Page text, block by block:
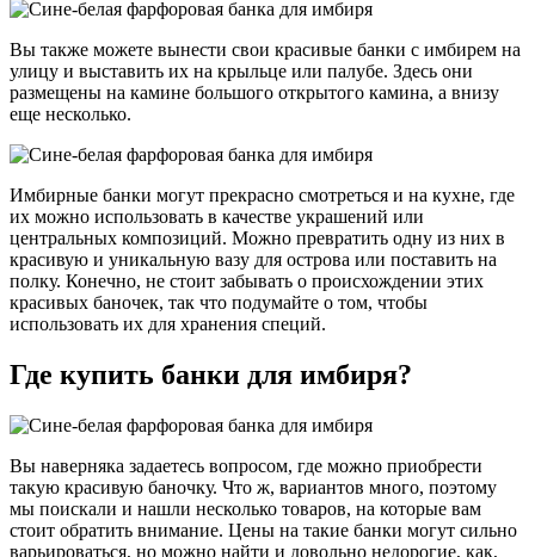
Вы также можете вынести свои красивые банки с имбирем на
улицу и выставить их на крыльце или палубе. Здесь они
размещены на камине большого открытого камина, а внизу
еще несколько.
Имбирные банки могут прекрасно смотреться и на кухне, где
их можно использовать в качестве украшений или
центральных композиций. Можно превратить одну из них в
красивую и уникальную вазу для острова или поставить на
полку. Конечно, не стоит забывать о происхождении этих
красивых баночек, так что подумайте о том, чтобы
использовать их для хранения специй.
Где купить банки для имбиря?
Вы наверняка задаетесь вопросом, где можно приобрести
такую красивую баночку. Что ж, вариантов много, поэтому
мы поискали и нашли несколько товаров, на которые вам
стоит обратить внимание. Цены на такие банки могут сильно
варьироваться, но можно найти и довольно недорогие, как,